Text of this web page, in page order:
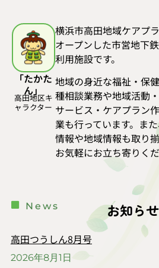
「たかた
ん」
高田地区キ
ャラクター
横浜市高田地域ケアプ
オープンした市営地下
利用施設です。
地域の身近な福祉・保
種相談業務や地域活動
サービス・ケアプラン
業も行っています。ま
情報や地域情報も取り
お気軽にお立ち寄りくだ
News お知らせ
高田つうしん8月号
2026年8月1日